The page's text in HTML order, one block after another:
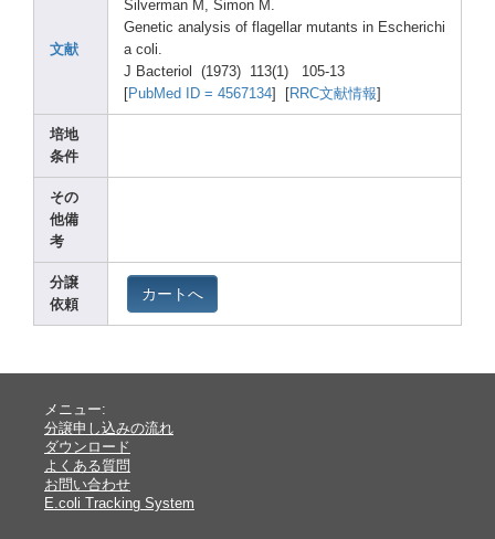
文献
Silverman M, Simon M.
Genetic analysis of flage llar mutants in Escherichi
a coli.
J Bacteriol (1973) 113(1) 105-13
PubMed ID = 4567134 RRC文献情報
培地
条件
その
他備
考
分譲
依頼
カートへ
メニュー:
分譲申し込みの流れ
ダウンロード
よくある質問
お問い合わせ
E.coli Tracking System